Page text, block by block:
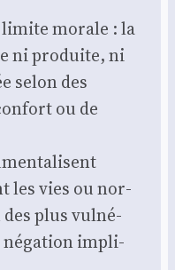
morale : la
ni pro­duite, ni
selon des
ou de
les vies ou nor­
plus vul­né­
néga­tion impli­